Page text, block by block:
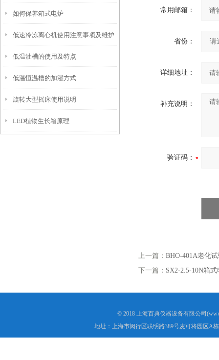
如何保养箱式电炉
低速冷冻离心机使用注意事项及维护
保养
低温油槽的使用及特点
低温恒温槽的加湿方式
旋转大型摇床使用说明
LED植物生长箱原理
常用邮箱：
省份：
详细地址：
补充说明：
验证码：
上一篇： BHO-401A老化
下一篇： SX2-2.5-10N箱
© 2018 上海百典仪器设备有限公司
地址：上海市闵行区联明路389号麦可将园区A